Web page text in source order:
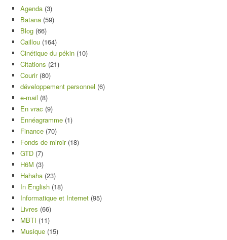
Agenda (3)
Batana (59)
Blog (66)
Caillou (164)
Cinétique du pékin (10)
Citations (21)
Courir(80)
développement personnel (6)
e-mail (8)
En vrac (9)
Ennéagramme (1)
Finance (70)
Fonds de miroir(18)
GTD (7)
H6M (3)
Hahaha (23)
In English (18)
Informatique et Internet (95)
Livres (66)
MBTI (11)
Musique (15)